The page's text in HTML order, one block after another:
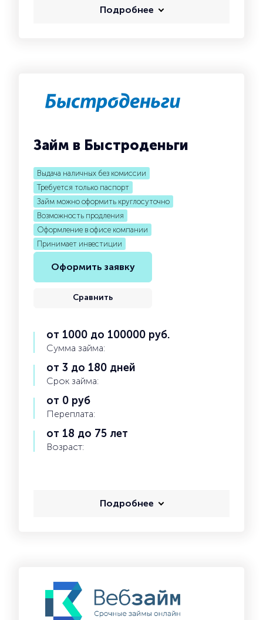
Подробнее
Займ в Быстроденьги
Выдача наличных без комиссии
Требуется только паспорт
Займ можно оформить круглосуточно
Возможность продления
Оформление в офисе компании
Принимает инвестиции
Оформить заявку
Сравнить
от 1000 до 100000 руб.
Сумма займа:
от 3 до 180 дней
Срок займа:
от 0 руб
Переплата:
от 18 до 75 лет
Возраст:
Подробнее